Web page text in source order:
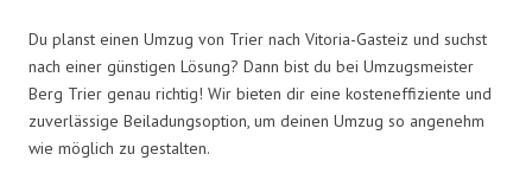
Du planst einen Umzug von Trier nach Vitoria-Gasteiz und suchst
nach einer günstigen Lösung? Dann bist du bei Umzugsmeister
Berg Trier genau richtig! Wir bieten dir eine kosteneffiziente und
zuverlässige Beiladungsoption, um deinen Umzug so angenehm
wie möglich zu gestalten.